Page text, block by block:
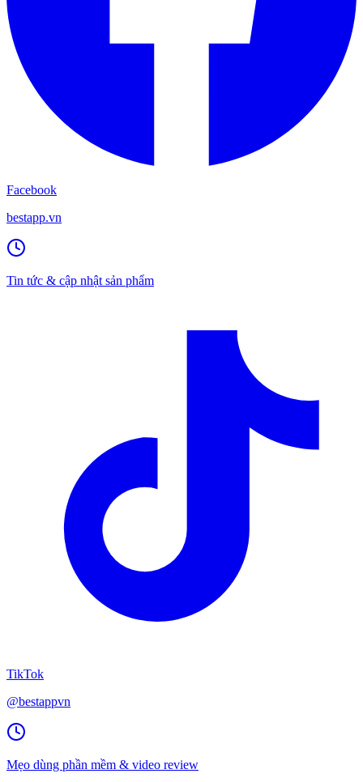
Facebook
bestapp.vn
Tin tức & cập nhật sản phẩm
TikTok
@bestappvn
Mẹo dùng phần mềm & video review